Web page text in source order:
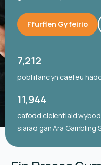
Ffurflen Gyfeirio
7,212
pobl ifanc yn cael eu
11,944
cafodd cleientiaid
siarad gan Ara Gambling